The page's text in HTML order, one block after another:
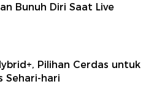
Bunuh Diri Saat Live
Pilihan Cerdas untuk
Sehari-hari